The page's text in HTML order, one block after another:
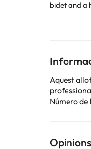
bidet and a
Please note
Alguns dels
per part de
Aquest
Número